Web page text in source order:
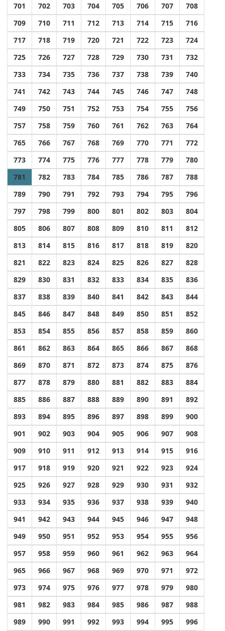
701
702 703 704 705 706 707
708
709
710 711 712 713 714 715
716
717
718 719 720 721 722 723
724
725
726 727 728 729 730 731
732
733
734 735 736 737 738 739
740
741
742 743 744 745 746 747
748
749
750 751 752 753 754 755
756
757
758 759 760 761 762 763
764
765
766 767 768 769 770 771
772
773
774 775 776 777 778 779
780
781
782 783 784 785 786 787
788
789
790 791 792 793 794 795
796
797
798 799 800 801 802 803
804
805
806 807 808 809 810 811
812
813
814 815 816 817 818 819
820
821
822 823 824 825 826 827
828
829
830 831 832 833 834 835
836
837
838 839 840 841 842 843
844
845
846 847 848 849 850 851
852
853
854 855 856 857 858 859
860
861
862 863 864 865 866 867
868
869
870 871 872 873 874 875
876
877
878 879 880 881 882 883
884
885
886 887 888 889 890 891
892
893
894 895 896 897 898 899
900
901
902 903 904 905 906 907
908
909
910 911 912 913 914 915
916
917
918 919 920 921 922 923
924
925
926 927 928 929 930 931
932
933
934 935 936 937 938 939
940
941
942 943 944 945 946 947
948
949
950 951 952 953 954 955
956
957
958 959 960 961 962 963
964
965
966 967 968 969 970 971
972
973
974 975 976 977 978 979
980
981
982 983 984 985 986 987
988
989
990 991 992 993 994 995 996